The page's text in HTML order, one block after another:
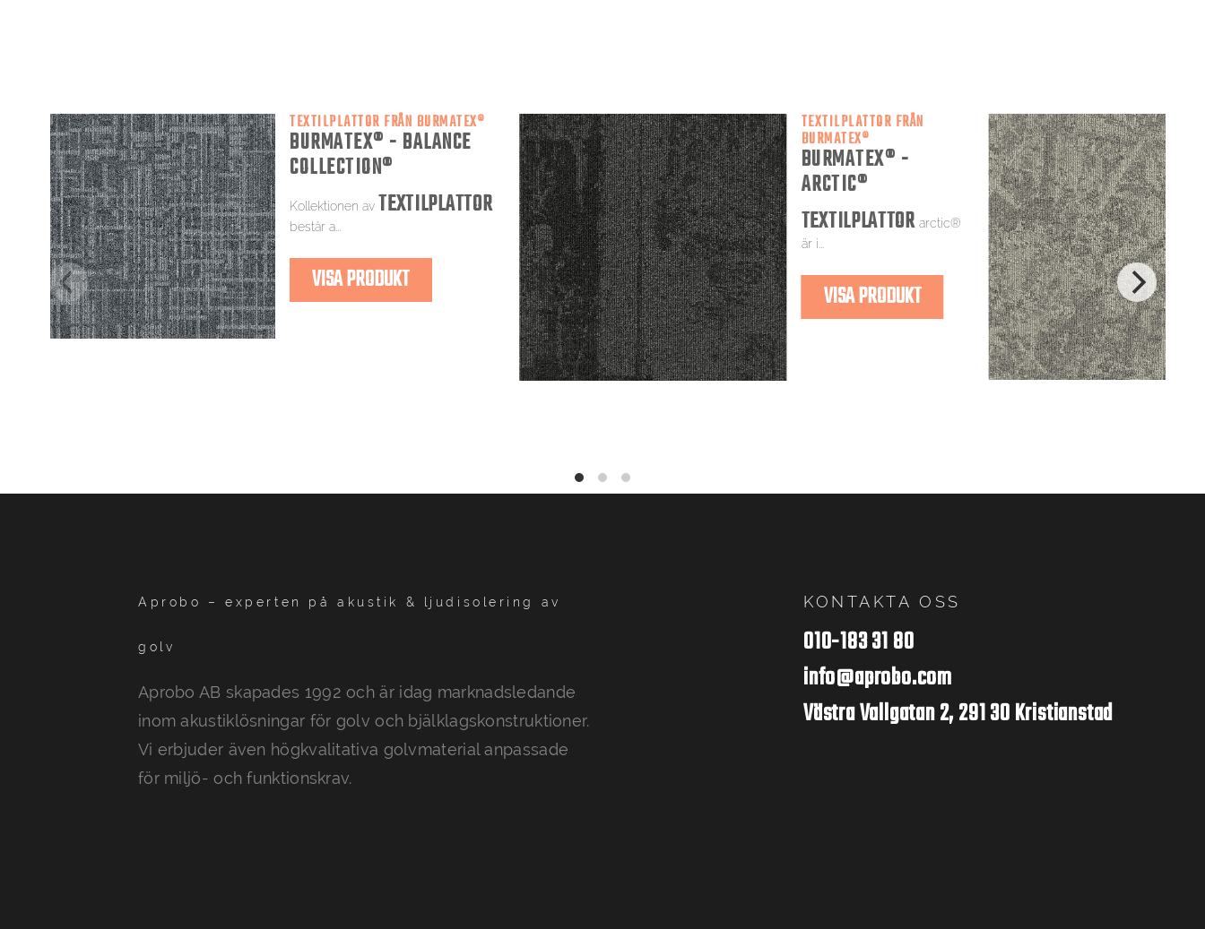
TEXTILPLATTOR FRÅN BURMATEX®
BURMATEX® - BALANCE
COLLECTION®
Kollektionen av TEXTILPLATTOR
består a...
VISA PRODUKT
TEXTILPLATTOR FRÅN
BURMATEX®
BURMATEX® -
ARCTIC®
TEXTILPLATTOR arctic®
är i...
VISA PRODUKT
Aprobo – experten på akustik & ljudisolering av
golv
Aprobo AB skapades 1992 och är idag marknadsledande
inom akustiklösningar för golv och bjälklagskonstruktioner.
Vi erbjuder även högkvalitativa golvmaterial anpassade
för miljö- och funktionskrav.
KONTAKTA OSS
010-183 31 80
info@aprobo.com
Västra Vallgatan 2, 291 30 Kristianstad